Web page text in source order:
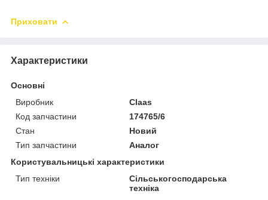
Приховати
Характеристики
Основні
Виробник
Claas
Код запчастини
174765/6
Стан
Новий
Тип запчастини
Аналог
Користувальницькі характеристики
Тип техніки
Сільськогосподарська
техніка